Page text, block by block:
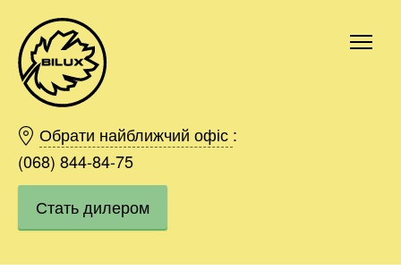
Обрати найближчий офіс :
(068) 844-84-75
Стать дилером
Киев
Харьков
Одесса
Днепр
Ивано-Франковск
Область